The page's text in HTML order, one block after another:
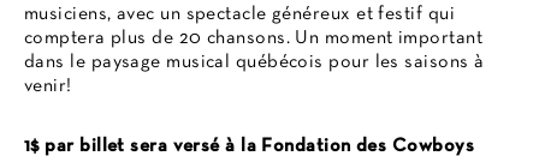
musiciens, avec un spectacle généreux et festif qui
comptera plus de 20 chansons. Un moment important
dans le paysage musical québécois pour les saisons à
venir!
1$ par billet sera versé à la Fondation des Cowboys